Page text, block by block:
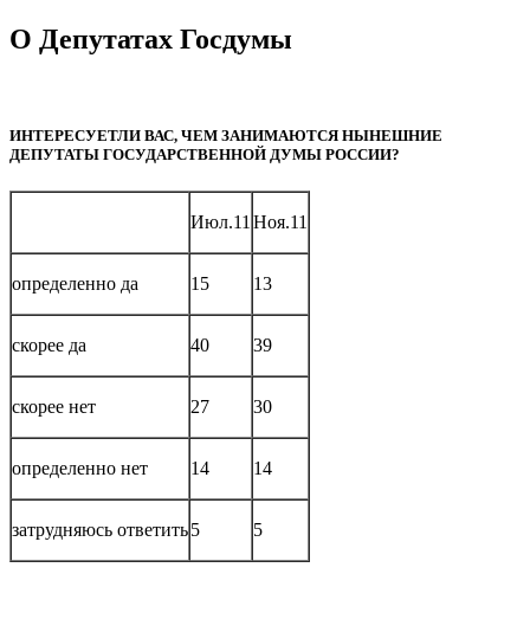
О Депутатах Госдумы
ИНТЕРЕСУЕТЛИ ВАС, ЧЕМ ЗАНИМАЮТСЯ НЫНЕШНИЕ
ДЕПУТАТЫ ГОСУДАРСТВЕННОЙ ДУМЫ РОССИИ?
Июл.11 Ноя.11
определенно да 15 13
скорее да 40 39
скорее нет 27 30
определенно нет 14 14
затрудняюсь ответить5 5